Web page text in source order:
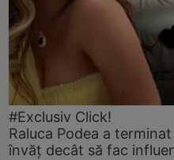
#Exclusiv Click!
Raluca Podea a
învăț decât să fac